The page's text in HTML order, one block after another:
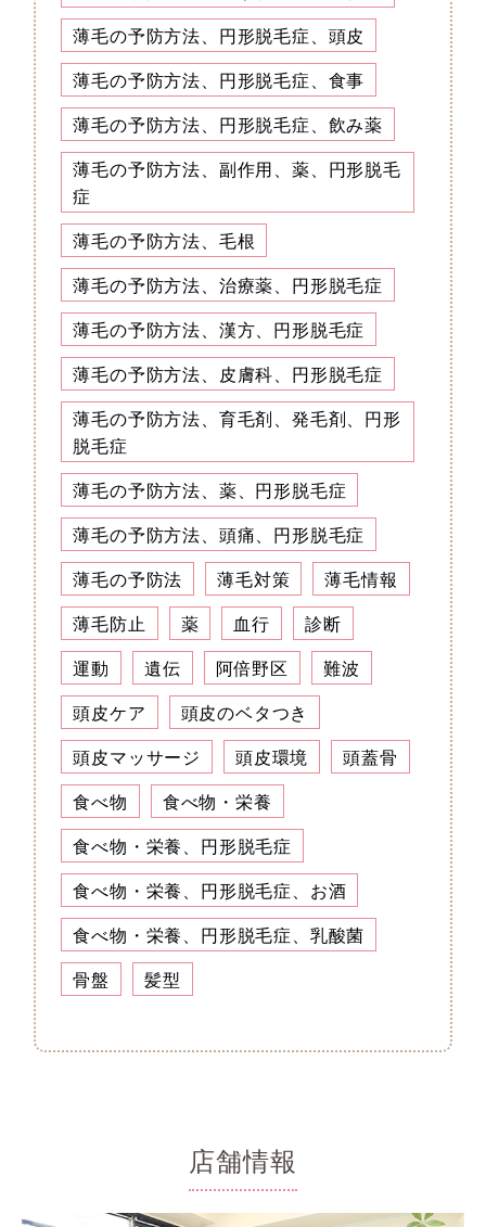
薄毛の予防方法、円形脱毛症、頭皮
薄毛の予防方法、円形脱毛症、食事
薄毛の予防方法、円形脱毛症、飲み薬
薄毛の予防方法、副作用、薬、円形脱毛
症
薄毛の予防方法、毛根
薄毛の予防方法、治療薬、円形脱毛症
薄毛の予防方法、漢方、円形脱毛症
薄毛の予防方法、皮膚科、円形脱毛症
薄毛の予防方法、育毛剤、発毛剤、円形
脱毛症
薄毛の予防方法、薬、円形脱毛症
薄毛の予防方法、頭痛、円形脱毛症
薄毛の予防法
薄毛対策
薄毛情報
薄毛防止
薬 血行
診断
運動
遺伝 阿倍野区
難波
頭皮ケア
頭皮のベタつき
頭皮マッサージ
頭皮環境
頭蓋骨
食べ物
食べ物・栄養
食べ物・栄養、円形脱毛症
食べ物・栄養、円形脱毛症、お酒
食べ物・栄養、円形脱毛症、乳酸菌
骨盤
髪型
店舗情報